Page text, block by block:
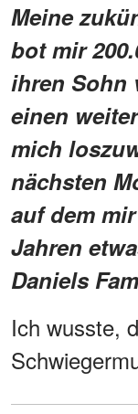
Meine
bot mir
ihren Sohn
einen
mich
nächsten
auf dem
Jahren
Daniels
Ich wusste,